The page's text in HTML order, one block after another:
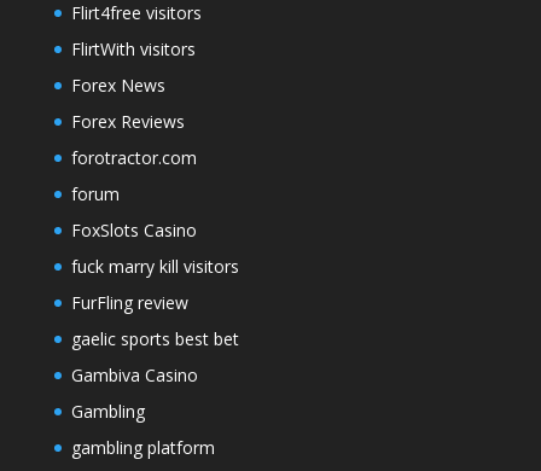
Flirt4free visitors
FlirtWith visitors
Forex News
Forex Reviews
forotractor.com
forum
FoxSlots Casino
fuck marry kill visitors
FurFling review
gaelic sports best bet
Gambiva Casino
Gambling
gambling platform